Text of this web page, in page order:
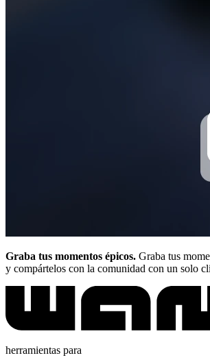
Graba tus momentos épicos. Graba tus
y compártelos con la comunidad con un solo
herramientas para